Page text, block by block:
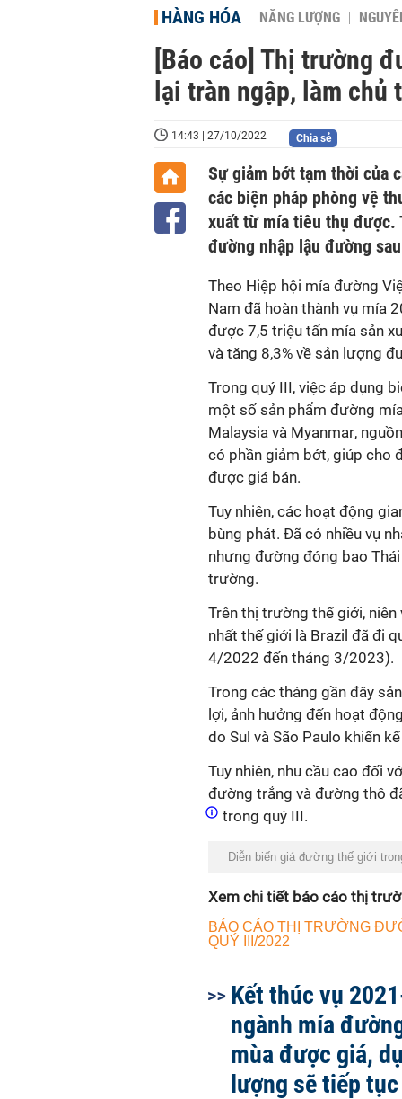
HÀNG HÓA NĂNG LƯỢNG
[Báo cáo] Thị trường
lại tràn ngập, làm chủ
14:43 | 27/10/2022 Chia sẻ
Sự giảm bớt tạm thời của
các biện pháp phòng vệ
xuất từ mía tiêu thụ được.
đường nhập lậu đường
Theo Hiệp hội mía đường
Nam đã hoàn thành vụ mía
được 7,5 triệu tấn mía sản
và tăng 8,3% về sản lượng
Trong quý III, việc áp dụng
một số sản phẩm đường
Malaysia và Myanmar,
có phần giảm bớt, giúp cho
được giá bán.
Tuy nhiên, các hoạt động
bùng phát. Đã có nhiều vụ
nhưng đường đóng bao
trường.
Trên thị trường thế giới,
nhất thế giới là Brazil đã đi
4/2022 đến tháng 3/2023).
Trong các tháng gần đây s
lợi, ảnh hưởng đến hoạt
do Sul và São Paulo khiến
Tuy nhiên, nhu cầu cao đối
đường trắng và đường thô
trong quý III.
Diễn biến giá đường thế giới
Xem chi tiết báo cáo thị
BÁO CÁO THỊ TRƯỜNG
QUÝ III/2022
Kết thúc vụ
ngành mía
mùa được giá,
lượng sẽ tiếp